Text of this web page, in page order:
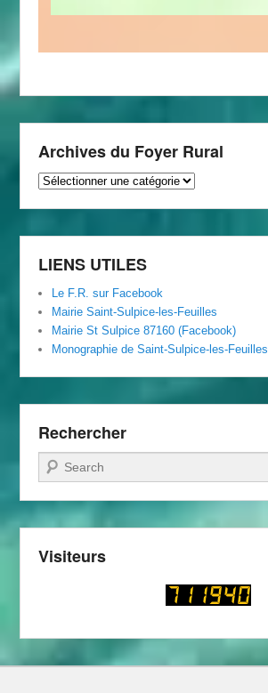
Archives du Foyer Rural
Archives
Rural
LIENS UTILES
Le F.R. sur Facebook
Mairie Saint-Sulpice-les-Feuilles
Mairie St Sulpice 87160 (Facebook)
Monographie de Saint-Sulpice-les-Feuilles
Rechercher
Recherche
Visiteurs